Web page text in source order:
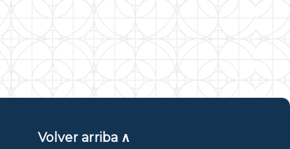
Volver arriba ∧